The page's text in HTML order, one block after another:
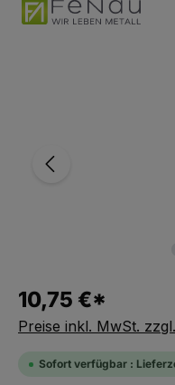
10,75 €*
Preise inkl. MwSt.
Sofort verfügbar :